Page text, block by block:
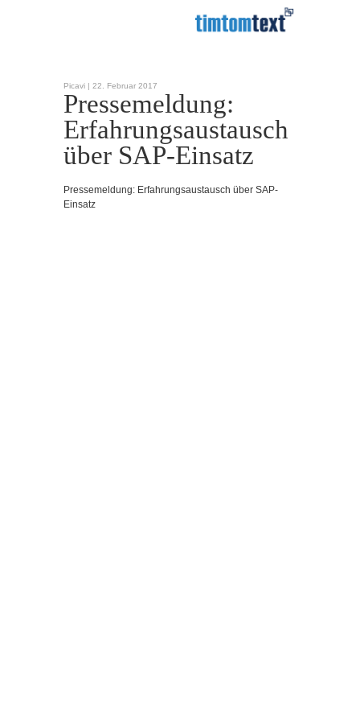
Picavi | 22. Februar 2017
Pressemeldung:
Erfahrungsaustausch
über SAP-Einsatz
Pressemeldung: Erfahrungsaustausch über SAP-
Einsatz